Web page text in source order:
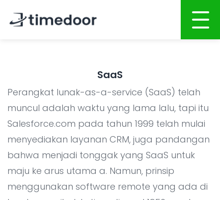
Layanan
PENGEMBANGAN BERBASIS AI
Pengembangan Aplikasi Mobile
Pengembangan Sistem
Portofolio
Karir
CSR
Blog
SaaS
Perangkat lunak-as-a-service (SaaS) telah
muncul adalah waktu yang lama lalu, tapi itu
Salesforce.com pada tahun 1999 telah mulai
menyediakan layanan CRM, juga pandangan
bahwa menjadi tonggak yang SaaS untuk
maju ke arus utama a. Namun, prinsip
menggunakan software remote yang ada di